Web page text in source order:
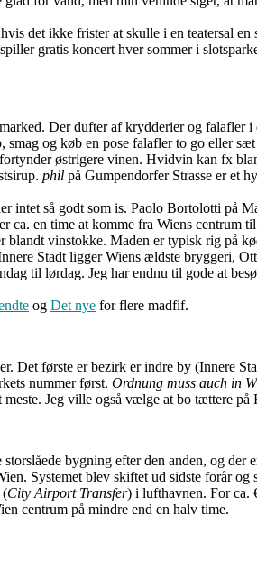
det ikke frister at skulle i en teatersal en
gratis koncert hver sommer i
Der dufter af krydderier og
og køb en pose falafler to go eller
østrigere vinen. Hvidvin kan fx
phil på Gumpendorfer Strasse er et
intet så godt som is. Paolo Bortolotti på
ca. en time at komme fra Wiens
blandt vinstokke. Maden er typisk rig på
Stadt ligger Wiens ældste bryggeri,
til lørdag. Jeg har endnu til gode at
og Det nye for flere madfif.
Det første er bezirk er indre by (Innere
nummer først. Ordnung muss auch in
Jeg ville også vælge at bo tættere på
bygning efter den anden, og
Systemet blev skiftet ud sidste forår
(City Airport Transfer) i lufthavnen. For ca.
centrum på mindre end en halv time.